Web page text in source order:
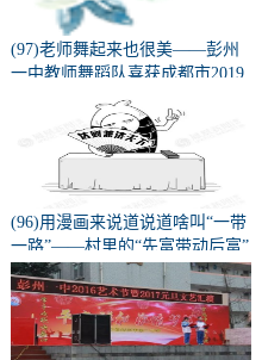
(97)老师舞起来也很美——彭州
一中教师舞蹈队喜获成都市2019
校园啦啦操、健美操总决赛校园
组--教师组一等奖
(96)用漫画来说道说道啥叫“一带
一路”——村里的“先富带动后富”